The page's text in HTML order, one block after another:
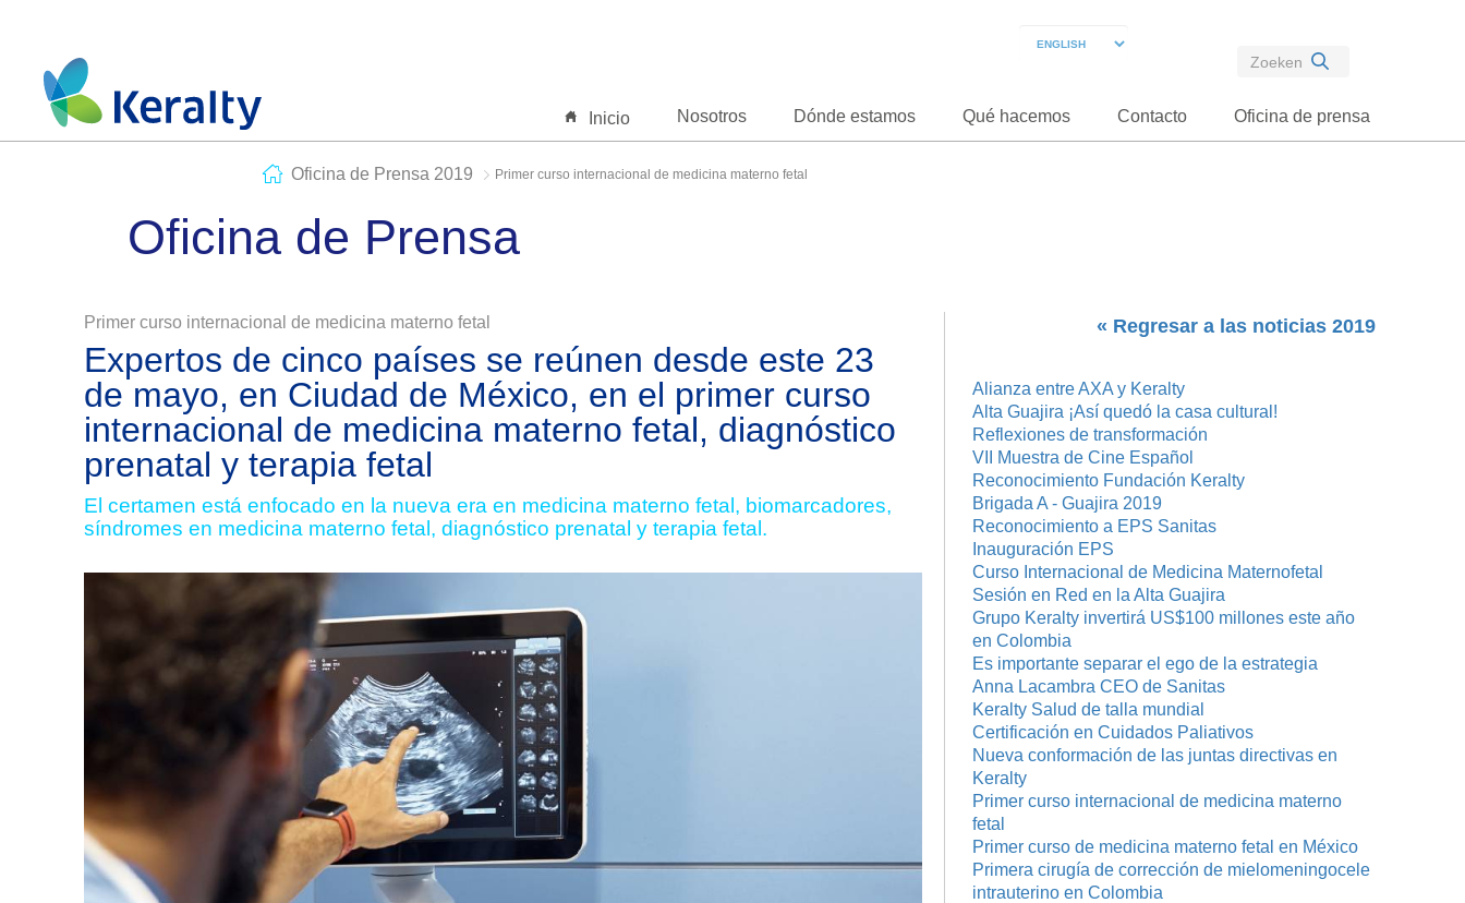
Inicio Nosotros Dónde estamos Qué hacemos Contacto Oficina de prensa
Oficina de Prensa 2019 Primer curso internacional de medicina materno fetal
Oficina de Prensa
Primer curso internacional de medicina materno fetal
Expertos de cinco países se reúnen desde este 23
de mayo, en Ciudad de México, en el primer curso
internacional de medicina materno fetal, diagnóstico
prenatal y terapia fetal
El certamen está enfocado en la nueva era en medicina materno fetal, biomarcadores,
síndromes en medicina materno fetal, diagnóstico prenatal y terapia fetal.
« Regresar a las noticias 2019
Alianza entre AXA y Keralty
Alta Guajira ¡Así quedó la casa cultural!
Reflexiones de transformación
VII Muestra de Cine Español
Reconocimiento Fundación Keralty
Brigada A - Guajira 2019
Reconocimiento a EPS Sanitas
Inauguración EPS
Curso Internacional de Medicina Maternofetal
Sesión en Red en la Alta Guajira
Grupo Keralty invertirá US$100 millones este año
en Colombia
Es importante separar el ego de la estrategia
Anna Lacambra CEO de Sanitas
Keralty Salud de talla mundial
Certificación en Cuidados Paliativos
Nueva conformación de las juntas directivas en
Keralty
Primer curso internacional de medicina materno
fetal
Primer curso de medicina materno fetal en México
Primera cirugía de corrección de mielomeningocele
intrauterino en Colombia